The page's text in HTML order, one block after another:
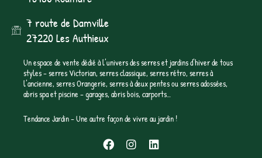
7 route de Damville
27220 Les Authieux
Un espace de vente dédié à l’univers des serres et jardins d’hiver de tous
styles – serres Victorian, serres classique, serres rétro, serres à
l’ancienne, serres Orangerie, serres à deux pentes ou serres adossées,
abris spa et piscine – garages, abris bois, carports…
Tendance Jardin – Une autre façon de vivre au jardin !
F
I
L